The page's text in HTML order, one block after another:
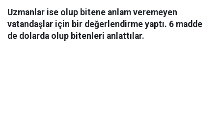
Uzmanlar ise olup bitene anlam veremeyen
vatandaşlar için bir değerlendirme yaptı. 6 madde
de dolarda olup bitenleri anlattılar.